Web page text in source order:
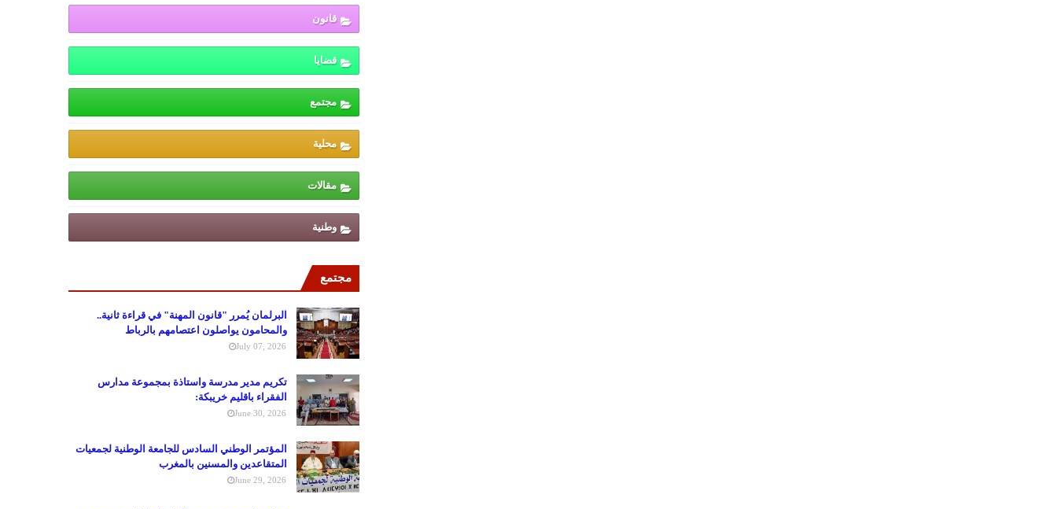
قانون
قضايا
مجتمع
محلية
مقالات
وطنية
مجتمع
البرلمان يُمرر "قانون المهنة" في قراءة ثانية..
والمحامون يواصلون اعتصامهم بالرباط
July 07, 2026
تكريم مدير مدرسة واستاذة بمجموعة مدارس
الفقراء باقليم خريبكة:
June 30, 2026
المؤتمر الوطني السادس للجامعة الوطنية لجمعيات
المتقاعدين والمسنين بالمغرب
June 29, 2026